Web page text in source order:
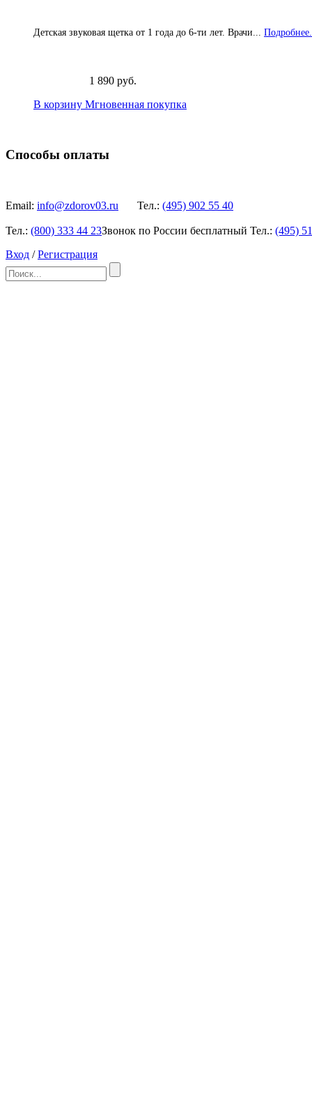
Детская звуковая щетка от 1 года до 6-ти лет. Врачи...
1 890 руб.
В корзину Мгновенная покупка
Способы оплаты
Email: info@zdorov03.ru Тел.: (495) 902 55 40
Тел.: (800) 333 44 23Звонок по России бесплатный Тел.: (495)
Вход /Регистрация